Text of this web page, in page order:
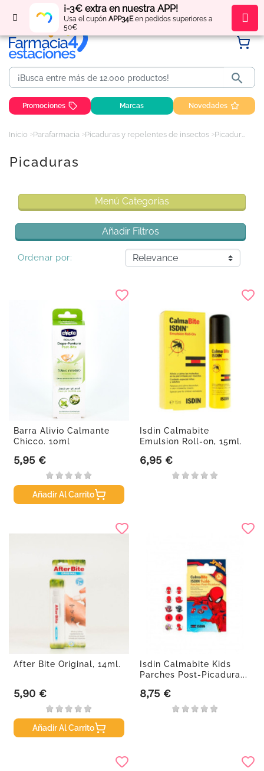
¡-3€ extra en nuestra APP!
Usa el cupón APP34Een pedidos superiores a
50€
Regístratey obténpuntos por tus compras

Promociones Marcas Novedades
Inicio Parafarmacia Picaduras y repelentes de insectos Picaduras
Picaduras
Menú Categorías
Añadir Filtros
Ordenar por:
Barra Alivio Calmante
Chicco. 10ml
Precio
5,95 €
Añadir Al Carrito
Isdin Calmabite
Emulsion Roll-on, 15ml.
Precio
6,95 €
After Bite Original, 14ml.
Precio
5,90 €
Añadir Al Carrito
Isdin Calmabite Kids
Parches Post-Picadura...
Precio
8,75 €